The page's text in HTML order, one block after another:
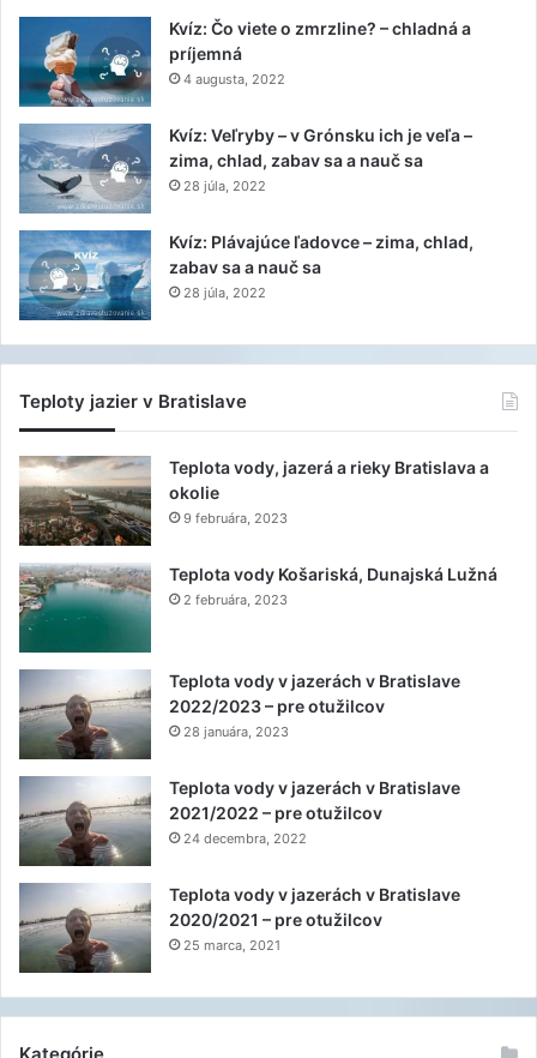
Kvíz: Čo viete o zmrzline? – chladná a
príjemná
4 augusta, 2022
Kvíz: Veľryby – v Grónsku ich je veľa –
zima, chlad, zabav sa a nauč sa
28 júla, 2022
Kvíz: Plávajúce ľadovce – zima, chlad,
zabav sa a nauč sa
28 júla, 2022
Teploty jazier v Bratislave
Teplota vody, jazerá a rieky Bratislava a
okolie
9 februára, 2023
Teplota vody Košariská, Dunajská Lužná
2 februára, 2023
Teplota vody v jazerách v Bratislave
2022/2023 – pre otužilcov
28 januára, 2023
Teplota vody v jazerách v Bratislave
2021/2022 – pre otužilcov
24 decembra, 2022
Teplota vody v jazerách v Bratislave
2020/2021 – pre otužilcov
25 marca, 2021